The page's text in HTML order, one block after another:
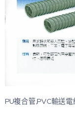
PU複合管,PVC輸送